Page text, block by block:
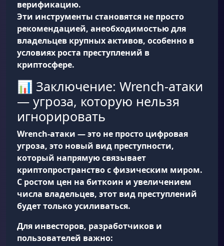
верификацию.
Эти инструменты становятся не просто
рекомендацией, анеобходимостью для
владельцев крупных активов, особенно в
условиях роста преступлений в
криптосфере.
📊 Заключение: Wrench-атаки
— угроза, которую нельзя
игнорировать
Wrench-атаки — это не просто цифровая
угроза, это новый вид преступности,
который напрямую связывает
криптопространство с физическим миром.
С ростом цен на биткоин и увеличением
числа владельцев, этот вид преступлений
будет только усиливаться.
Для инвесторов, разработчиков и
пользователей важно: